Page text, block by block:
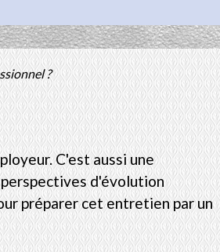
?
C'est aussi une
d'évolution
préparer cet entretien par un